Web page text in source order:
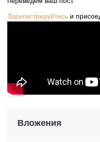
Зарегистрируйтесь и
Вложения